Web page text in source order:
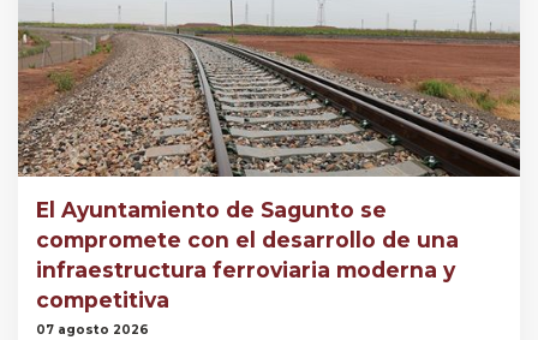
El Ayuntamiento de Sagunto se
compromete con el desarrollo de una
infraestructura ferroviaria moderna y
competitiva
07 agosto 2026